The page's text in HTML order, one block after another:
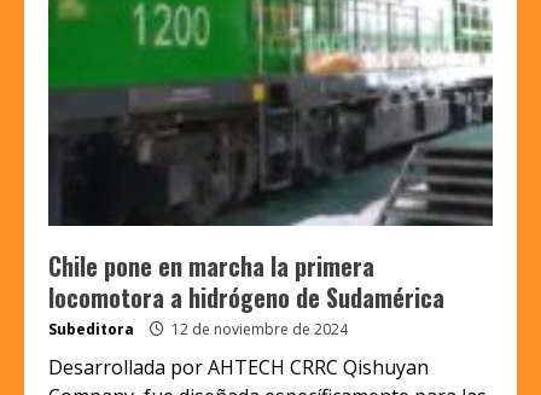
Chile pone en marcha la primera
locomotora a hidrógeno de Sudamérica
Subeditora 12 de noviembre de 2024
Desarrollada por AHTECH CRRC Qishuyan